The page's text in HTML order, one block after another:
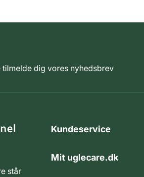
dig vores nyhedsbrev
står
Kundeservice
Mit uglecare.dk